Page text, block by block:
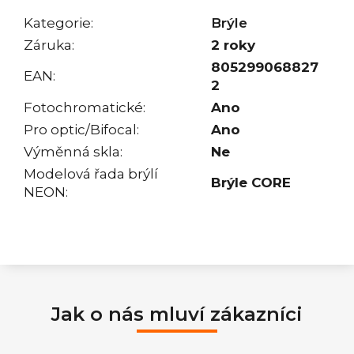
Kategorie:
Brýle
Záruka:
2 roky
EAN:
805299068827
2
Fotochromatické:
Ano
Pro optic/Bifocal:
Ano
Výměnná skla:
Ne
Modelová řada brýlí
NEON:
Brýle CORE
Jak o nás mluví zákazníci